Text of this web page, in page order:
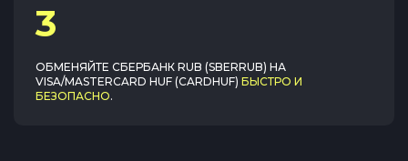
3
ОБМЕНЯЙТЕ СБЕРБАНК RUB (SBERRUB) НА
VISA/MASTERCARD HUF (CARDHUF) БЫСТРО И
БЕЗОПАСНО.